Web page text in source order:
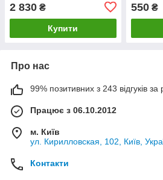
2 830 ₴
Купити
550₴
Про нас
99% позитивних з 243 відгуків за
Працює з 06.10.2012
м. Київ
ул. Кирилловская, 102, Київ,
Контакти